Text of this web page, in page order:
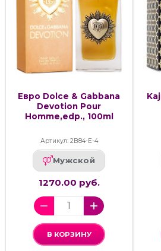
Евро Dolce & Gabbana
Devotion Pour
Homme,edp., 100ml
Артикул: 2В84-Е-4
Мужской
1270.00 руб.
В КОРЗИНУ